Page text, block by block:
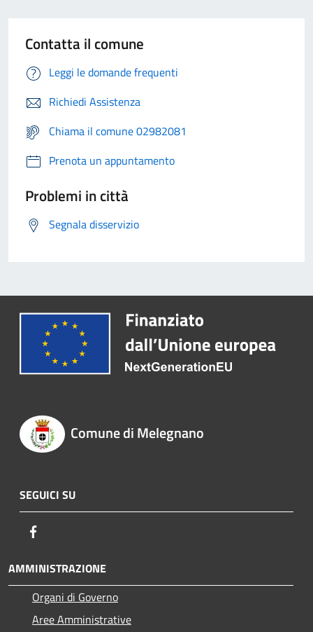
Contatta il comune
Leggi le domande frequenti
Richiedi Assistenza
Chiama il comune 02982081
Prenota un appuntamento
Problemi in città
Segnala disservizio
Comune di Melegnano
SEGUICI SU
AMMINISTRAZIONE
Organi di Governo
Aree Amministrative